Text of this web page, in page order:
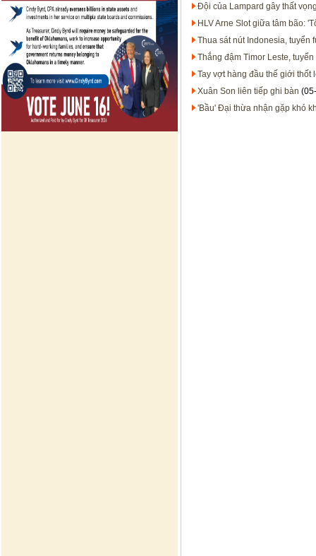
Đội của Lampard gây thất
HLV Arne Slot giữa tâm bão:
Thua sát nút Indonesia, tuyển
Thắng đậm Timor Leste,
Tay vợt hàng đầu thế giới thốt
Xuân Son liên tiếp ghi bàn
'Bầu' Đại thừa nhận gặp khó